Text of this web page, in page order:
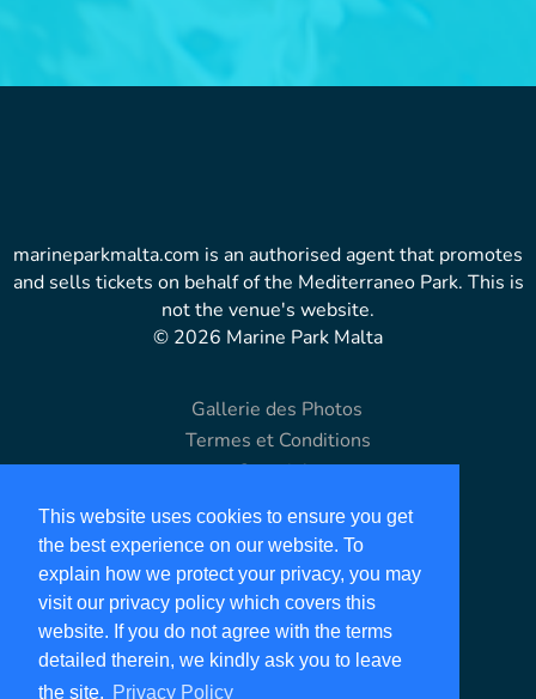
This website uses cookies to ensure you get
the best experience on our website. To
explain how we protect your privacy, you may
visit our privacy policy which covers this
website. If you do not agree with the terms
detailed therein, we kindly ask you to leave
the site. Privacy Policy
marineparkmalta.com is an authorised agent that promotes
and sells tickets on behalf of the Mediterraneo Park. This is
not the venue's website.
© 2026 Marine Park Malta
Gallerie des Photos
Termes et Conditions
Copyright
Limitation de Responsabilité
Politique de confidentialité
Plan du Site
Our Partners
holiday-malta.com